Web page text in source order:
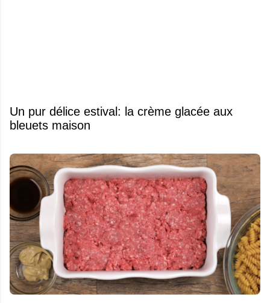
Un pur délice estival: la crème glacée aux
bleuets maison